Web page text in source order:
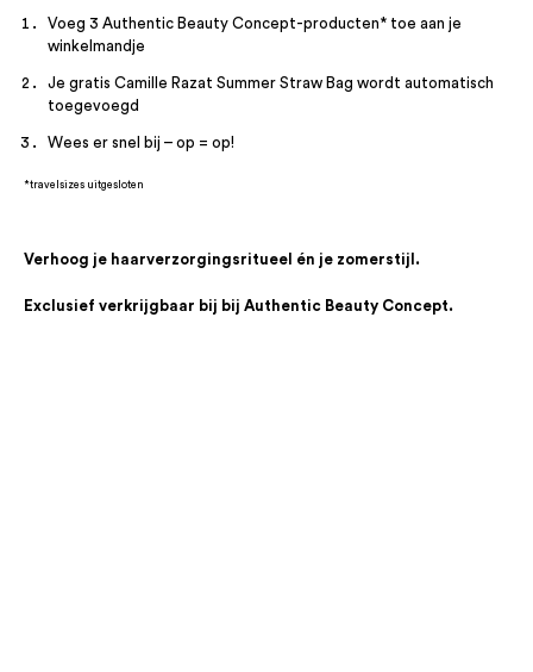
Voeg 3 Authentic Beauty Concept-producten* toe aan je
winkelmandje
Je gratis Camille Razat Summer Straw Bag wordt automatisch
toegevoegd
Wees er snel bij – op = op!
*travelsizes uitgesloten
Verhoog je haarverzorgingsritueel én je zomerstijl.
Exclusief verkrijgbaar bij bij Authentic Beauty Concept.